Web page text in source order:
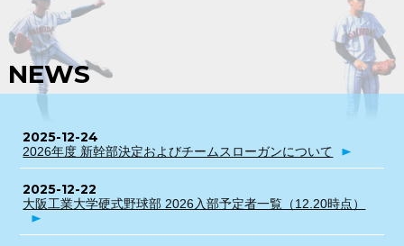
NEWS
2025-12-24
2026年度 新幹部決定およびチームスローガンについて
2025-12-22
大阪工業大学硬式野球部 2026入部予定者一覧（12.20時点）